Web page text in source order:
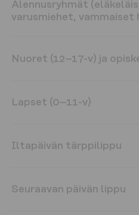
Alennusryhmät
varusmiehet, vammaiset
Nuoret (12–17-v) ja
Lapset (0–11-v)
Iltapäivän tärppilippu
Seuraavan päivän lippu